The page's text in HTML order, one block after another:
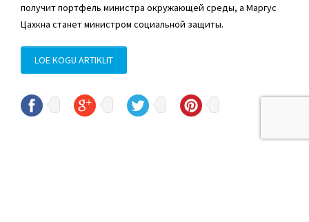
получит портфель министра окружающей среды, а Маргус
Цахкна станет министром социальной защиты.
LOE KOGU ARTIKLIT